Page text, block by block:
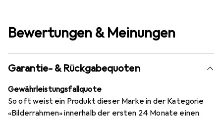
Bewertungen & Meinungen
Garantie- & Rückgabequoten
Gewährleistungsfallquote
So oft weist ein Produkt dieser Marke in der Kategorie
«Bilderrahmen» innerhalb der ersten 24 Monate einen